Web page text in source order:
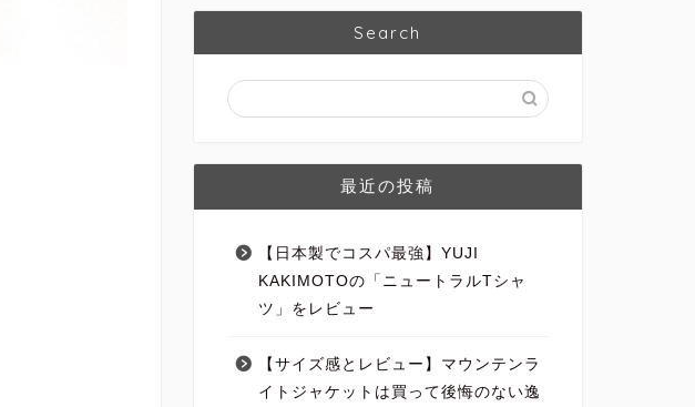
Search
最近の投稿
【日本製でコスパ最強】YUJI
KAKIMOTOの「ニュートラルTシャ
ツ」をレビュー
【サイズ感とレビュー】マウンテンラ
イトジャケットは買って後悔のない逸